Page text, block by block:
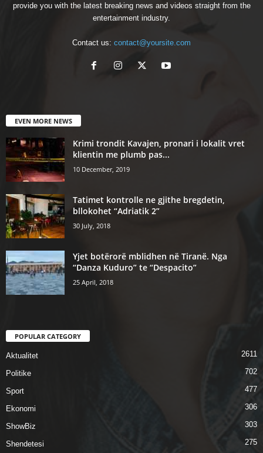
provide you with the latest breaking news and videos straight from the
entertainment industry.
Contact us: contact@yoursite.com
EVEN MORE NEWS
Krimi trondit Kavajen, pronari i lokalit vret
klientin me plumb pas...
10 December, 2019
Tatimet kontrolle ne gjithe bregdetin,
bllokohet “Adriatik 2”
30 July, 2018
Yjet botërorë mblidhen në Tiranë. Nga
“Danza Kuduro” te “Despacito”
25 April, 2018
POPULAR CATEGORY
Aktualitet 2611
Politike 702
Sport 477
Ekonomi 306
ShowBiz 303
Shendetesi 275